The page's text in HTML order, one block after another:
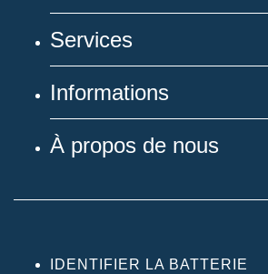
Services
Informations
À propos de nous
IDENTIFIER LA BATTERIE